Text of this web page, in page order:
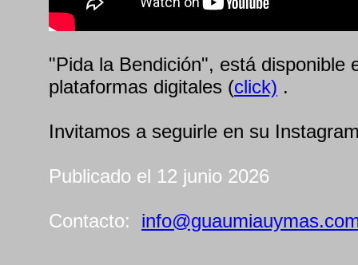
"Pida la Bendición", está disponible
plataformas digitales (click) .
Invitamos a seguirle en su
Publicado el 12 junio 2026
Contacto: